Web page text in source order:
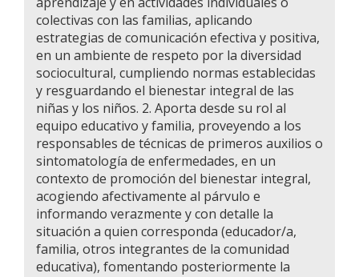
colectivas con las familias, aplicando
estrategias de comunicación efectiva y positiva,
en un ambiente de respeto por la diversidad
sociocultural, cumpliendo normas establecidas
y resguardando el bienestar integral de las
niñas y los niños. 2. Aporta desde su rol al
equipo educativo y familia, proveyendo a los
responsables de técnicas de primeros auxilios o
sintomatología de enfermedades, en un
contexto de promoción del bienestar integral,
acogiendo afectivamente al párvulo e
informando verazmente y con detalle la
situación a quien corresponda (educador/a,
familia, otros integrantes de la comunidad
educativa), fomentando posteriormente la